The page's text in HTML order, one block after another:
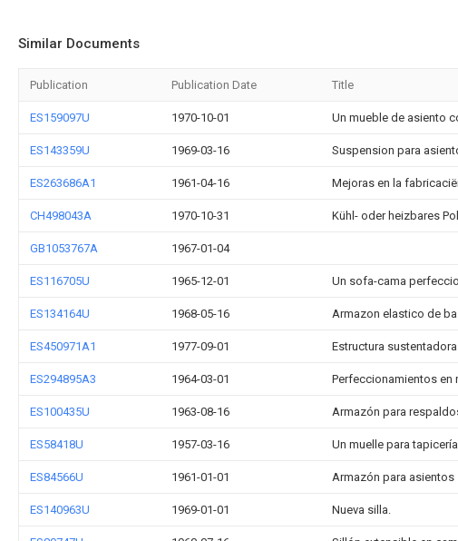
Similar Documents
Publication Publication Date Title
ES159097U 1970-10-01 Un mueble de asiento
ES143359U 1969-03-16 Suspension para
ES263686A1 1961-04-16 Mejoras en la
CH498043A 1970-10-31 Kühl- oder heizbares
GB1053767A 1967-01-04
ES116705U 1965-12-01 Un sofa-cama
ES134164U 1968-05-16 Armazon elastico de
ES450971A1 1977-09-01 Estructura
ES294895A3 1964-03-01 Perfeccionamientos en
ES100435U 1963-08-16 Armazón para
ES58418U 1957-03-16 Un muelle para tapicería
ES84566U 1961-01-01 Armazón para asientos
ES140963U 1969-01-01 Nueva silla.